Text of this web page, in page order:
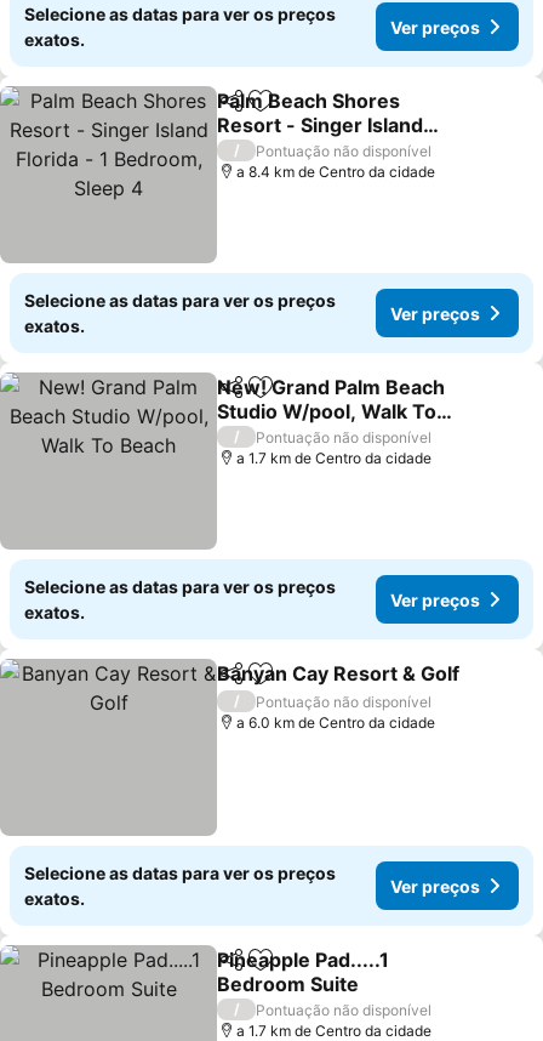
Selecione as datas para ver os preços
exatos.
Ver preços
PartilharAdicionar aos favoritos
Palm Beach Shores
Resort - Singer Island
Florida - 1 Bedroom,
Sleep 4
/
Pontuação não disponível
a 8.4 km de Centro da cidade
Selecione as datas para ver os preços
exatos.
Ver preços
PartilharAdicionar aos favoritos
New! Grand Palm Beach
Studio W/pool, Walk To
Beach
/
Pontuação não disponível
a 1.7 km de Centro da cidade
Selecione as datas para ver os preços
exatos.
Ver preços
PartilharAdicionar aos favoritos
Banyan Cay Resort & Golf
/
Pontuação não disponível
a 6.0 km de Centro da cidade
Selecione as datas para ver os preços
exatos.
Ver preços
PartilharAdicionar aos favoritos
Pineapple Pad.....1
Bedroom Suite
/
Pontuação não disponível
a 1.7 km de Centro da cidade